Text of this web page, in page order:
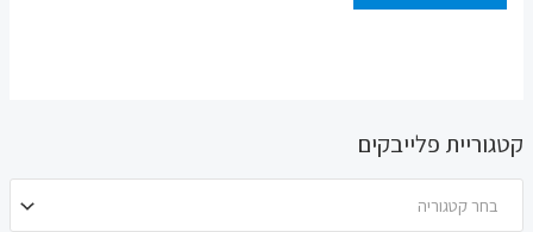
קטגוריית פלייבקים
בחר קטגוריה